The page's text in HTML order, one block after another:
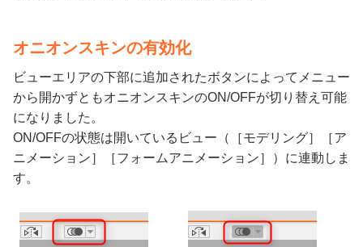
オニオンスキンの有効化
ビューエリアの下部に追加されたボタンによってメニュー
から開かずともオニオンスキンのON/OFFが切り替え可能
になりました。
ON/OFFの状態は開いているビュー（［モデリング］［ア
ニメーション］［フォームアニメーション］）に連動しま
す。